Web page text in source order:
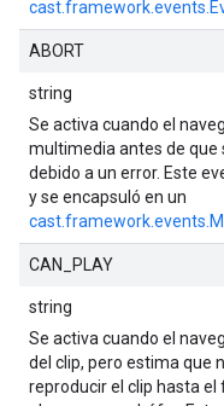
ABORT
string
Se activa cuando el
multimedia antes de que
debido a un error. Este
y se encapsuló en un
CAN_PLAY
string
Se activa cuando el
del clip, pero estima que
reproducir el clip hasta